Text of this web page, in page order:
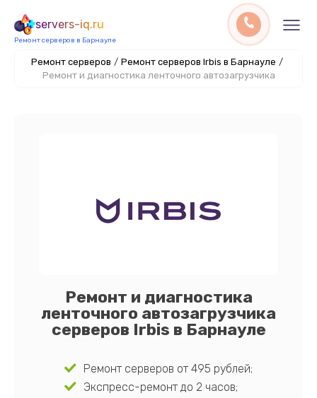
servers-iq.ru
Ремонт серверов в Барнауле
Ремонт серверов / Ремонт серверов Irbis в Барнауле /
Ремонт и диагностика ленточного автозагрузчика
Ремонт и диагностика
ленточного автозагрузчика
серверов Irbis в Барнауле
Ремонт серверов от 495 рублей;
Экспресс-ремонт до 2 часов;